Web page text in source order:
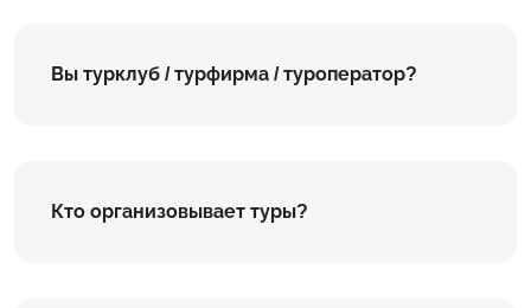
Вы турклуб / турфирма / туроператор?
Кто организовывает туры?